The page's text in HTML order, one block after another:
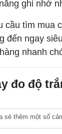
ghi nhớ
cầu tìm mua
đến ngay
nhanh
đo độ